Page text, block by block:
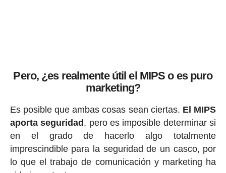
Pero, ¿es realmente útil el MIPS o es puro
marketing?
Es posible que ambas cosas sean ciertas. El MIPS
aporta seguridad , pero es imposible determinar si
en el grado de hacerlo algo totalmente
imprescindible para la seguridad de un casco, por
lo que el trabajo de comunicación y marketing ha